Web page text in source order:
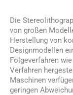
Die
von großen
Herstellung von
Designmodellen
Folgeverfahren
Verfahren
Maschinen
geringen